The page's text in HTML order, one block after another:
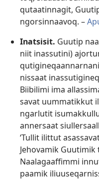
qutaatin­nagit,
ngorsin­naavoq. –
Inatsisit. Guutip
niit inas­sutini)
nis­saat
Biibilimi ima
savat uum­matik­kut
ngarlutit
an­nersaat
‘Tul­lit ilit­tut
Jehovamik
Naalagaaf­fim­mi
paamik